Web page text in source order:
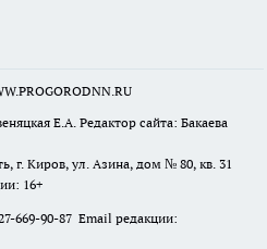
Е.А. Редактор сайта: Бакаева
г. Киров, ул. Азина, дом № 80, кв. 31
16+
669-90-87 Email редакции: